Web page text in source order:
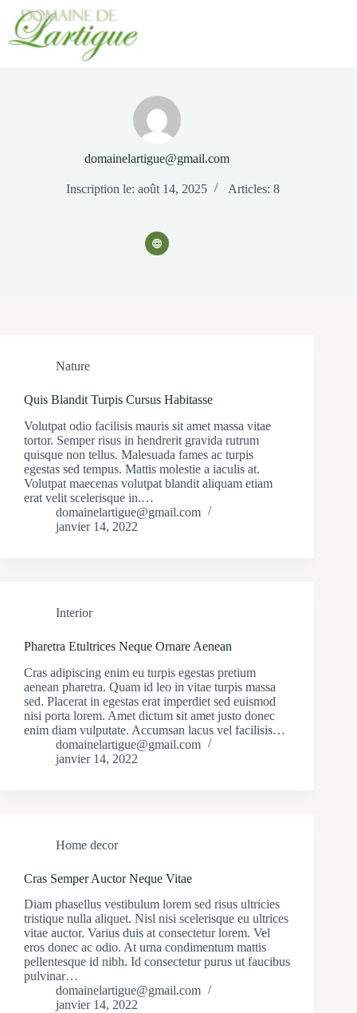
contenu
domainelartigue@gmail.com
Inscription le: août 14, 2025 Articles: 8
Nature
Quis Blandit Turpis Cursus Habitasse
Volutpat odio facilisis mauris sit amet massa vitae
tortor. Semper risus in hendrerit gravida rutrum
quisque non tellus. Malesuada fames ac turpis
egestas sed tempus. Mattis molestie a iaculis at.
Volutpat maecenas volutpat blandit aliquam etiam
erat velit scelerisque in.…
domainelartigue@gmail.com
janvier 14, 2022
Interior
Pharetra Etultrices Neque Ornare Aenean
Cras adipiscing enim eu turpis egestas pretium
aenean pharetra. Quam id leo in vitae turpis massa
sed. Placerat in egestas erat imperdiet sed euismod
nisi porta lorem. Amet dictum sit amet justo donec
enim diam vulputate. Accumsan lacus vel facilisis…
domainelartigue@gmail.com
janvier 14, 2022
Home decor
Cras Semper Auctor Neque Vitae
Diam phasellus vestibulum lorem sed risus ultricies
tristique nulla aliquet. Nisl nisi scelerisque eu ultrices
vitae auctor. Varius duis at consectetur lorem. Vel
eros donec ac odio. At urna condimentum mattis
pellentesque id nibh. Id consectetur purus ut faucibus
pulvinar…
domainelartigue@gmail.com
janvier 14, 2022